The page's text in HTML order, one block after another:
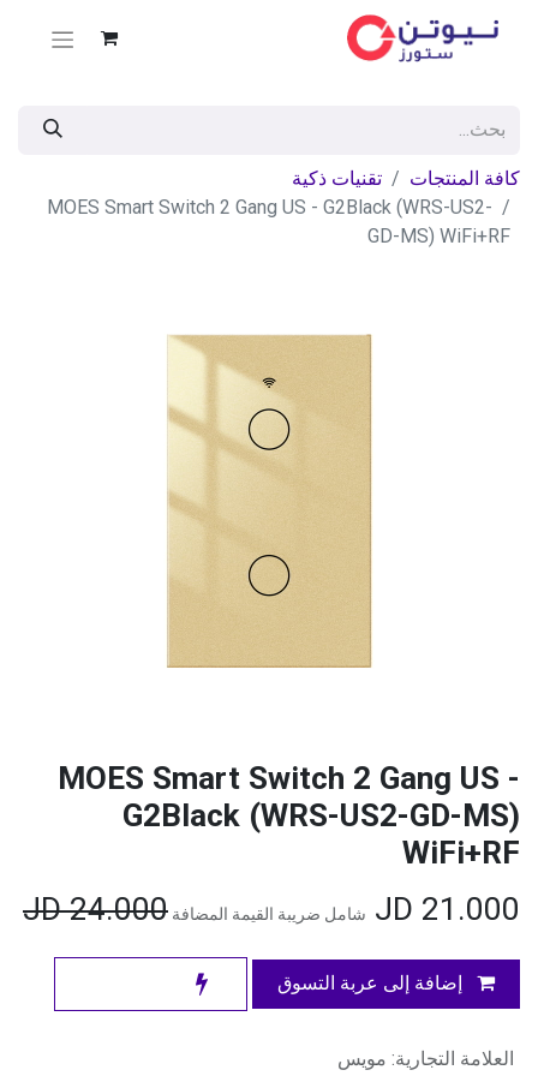
كافة المنتجات
تقنيات ذكية
MOES Smart Switch 2 Gang US - G2Black (WRS-US2-
GD-MS) WiFi+RF
MOES Smart Switch 2 Gang US -
G2Black (WRS-US2-GD-MS)
WiFi+RF
21.000
شامل ضريبة القيمة المضافة 24.000
JD
إضافة إلى عربة التسوق
العلامة التجارية: مويس